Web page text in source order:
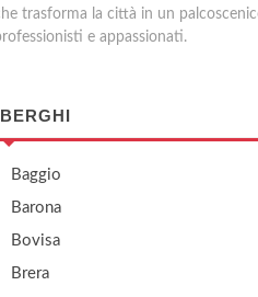
trasforma la città in un
e appassionati.
Baggio
Barona
Bovisa
Brera